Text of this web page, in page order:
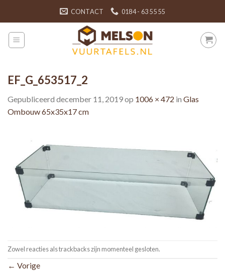
content
CONTACT 0184 - 63 55 55
EF_G_653517_2
Gepubliceerd december 11, 2019op 1006 × 472 in Glas
Ombouw 65x35x17 cm
Zowel reacties als trackbacks zijn momenteel gesloten.
← Vorige